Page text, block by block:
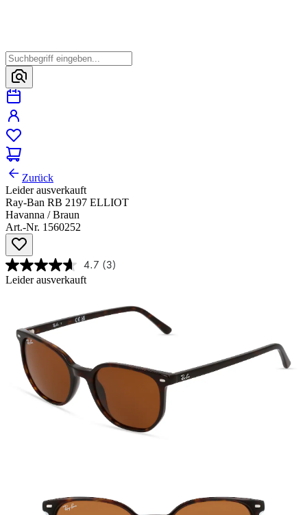
Zurück
Leider ausverkauft
Ray-Ban RB 2197 ELLIOT
Havanna / Braun
Art.-Nr. 1560252
4.7 (3)
Leider ausverkauft